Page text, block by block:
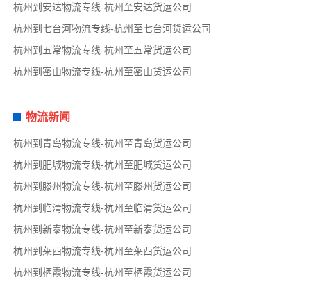
杭州到安达物流专线-杭州至安达货运公司
杭州到七台河物流专线-杭州至七台河货运公司
杭州到五常物流专线-杭州至五常货运公司
杭州到密山物流专线-杭州至密山货运公司
物流新闻
杭州到青岛物流专线-杭州至青岛货运公司
杭州到肥城物流专线-杭州至肥城货运公司
杭州到滕州物流专线-杭州至滕州货运公司
杭州到临清物流专线-杭州至临清货运公司
杭州到新泰物流专线-杭州至新泰货运公司
杭州到莱西物流专线-杭州至莱西货运公司
杭州到栖霞物流专线-杭州至栖霞货运公司